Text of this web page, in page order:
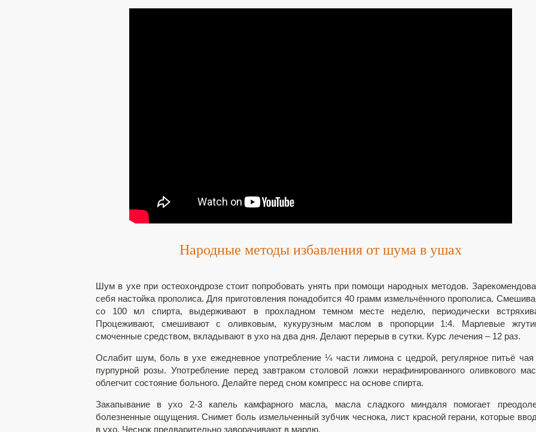
Народные методы избавления от шума в ушах
Шум в ухе при остеохондрозе стоит попробовать унять при помощи народных методов.
себя настойка прополиса. Для приготовления понадобится 40 грамм измельчённого прополиса.
со 100 мл спирта, выдерживают в прохладном темном месте неделю, периодически
Процеживают, смешивают с оливковым, кукурузным маслом в пропорции 1:4. Марлевые
смоченные средством, вкладывают в ухо на два дня. Делают перерыв в сутки. Курс лечения – 12 раз.
Ослабит шум, боль в ухе ежедневное употребление ¼ части лимона с цедрой, регулярное питьё чая
пурпурной розы. Употребление перед завтраком столовой ложки нерафинированного оливкового
облегчит состояние больного. Делайте перед сном компресс на основе спирта.
Закапывание в ухо 2-3 капель камфарного масла, масла сладкого миндаля помогает
болезненные ощущения. Снимет боль измельченный зубчик чеснока, лист красной герани, которые
в ухо. Чеснок предварительно заворачивают в марлю.